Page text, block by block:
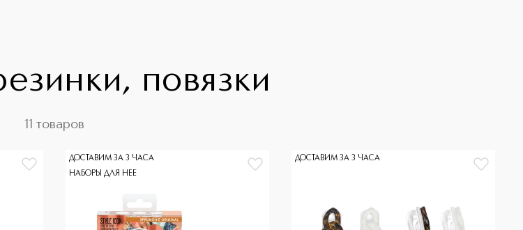
повязки
11 товаров
ДОСТАВИМ ЗА 3 ЧАСА
НАБОРЫ ДЛЯ НЕЕ
ДОСТАВИМ ЗА 3 ЧАСА